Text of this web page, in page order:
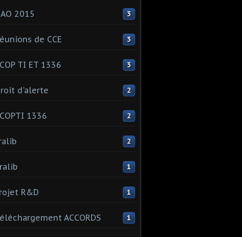
2015 3
de CCE 3
TI ET 1336 3
d'alerte 2
1336 2
2
1
R&D 1
ACCORDS 1